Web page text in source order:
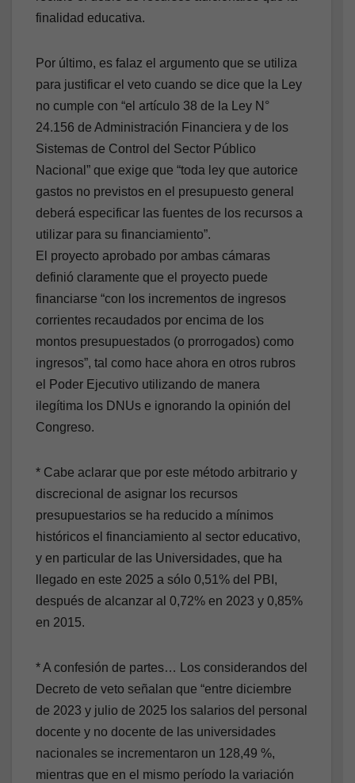
finalidad educativa.
Por último, es falaz el argumento que se utiliza
para justificar el veto cuando se dice que la Ley
no cumple con “el artículo 38 de la Ley N°
24.156 de Administración Financiera y de los
Sistemas de Control del Sector Público
Nacional” que exige que “toda ley que autorice
gastos no previstos en el presupuesto general
deberá especificar las fuentes de los recursos a
utilizar para su financiamiento”.
El proyecto aprobado por ambas cámaras
definió claramente que el proyecto puede
financiarse “con los incrementos de ingresos
corrientes recaudados por encima de los
montos presupuestados (o prorrogados) como
ingresos”, tal como hace ahora en otros rubros
el Poder Ejecutivo utilizando de manera
ilegítima los DNUs e ignorando la opinión del
Congreso.
* Cabe aclarar que por este método arbitrario y
discrecional de asignar los recursos
presupuestarios se ha reducido a mínimos
históricos el financiamiento al sector educativo,
y en particular de las Universidades, que ha
llegado en este 2025 a sólo 0,51% del PBI,
después de alcanzar al 0,72% en 2023 y 0,85%
en 2015.
* A confesión de partes… Los considerandos del
Decreto de veto señalan que “entre diciembre
de 2023 y julio de 2025 los salarios del personal
docente y no docente de las universidades
nacionales se incrementaron un 128,49 %,
mientras que en el mismo período la variación